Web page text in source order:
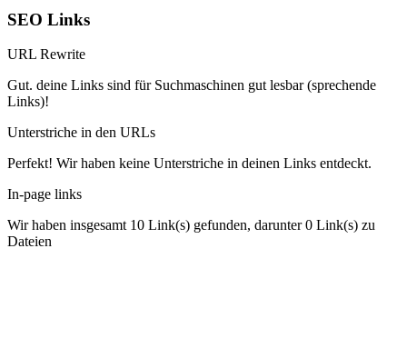
SEO Links
URL Rewrite
Gut. deine Links sind für Suchmaschinen gut lesbar (sprechende
Links)!
Unterstriche in den URLs
Perfekt! Wir haben keine Unterstriche in deinen Links entdeckt.
In-page links
Wir haben insgesamt 10 Link(s) gefunden, darunter 0 Link(s) zu
Dateien